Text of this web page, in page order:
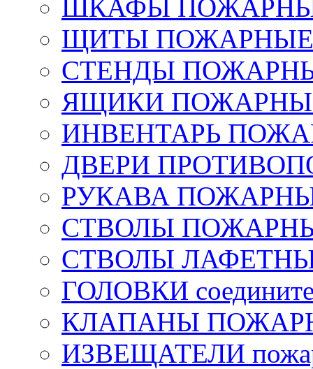
ШКАФЫ
ЩИТЫ ПОЖАРНЫЕ
СТЕНДЫ
ЯЩИКИ ПОЖАРНЫЕ
ИНВЕНТАРЬ
ДВЕРИ
РУКАВА
СТВОЛЫ
СТВОЛЫ
ГОЛОВКИ
КЛАПАНЫ
ИЗВЕЩАТЕЛИ